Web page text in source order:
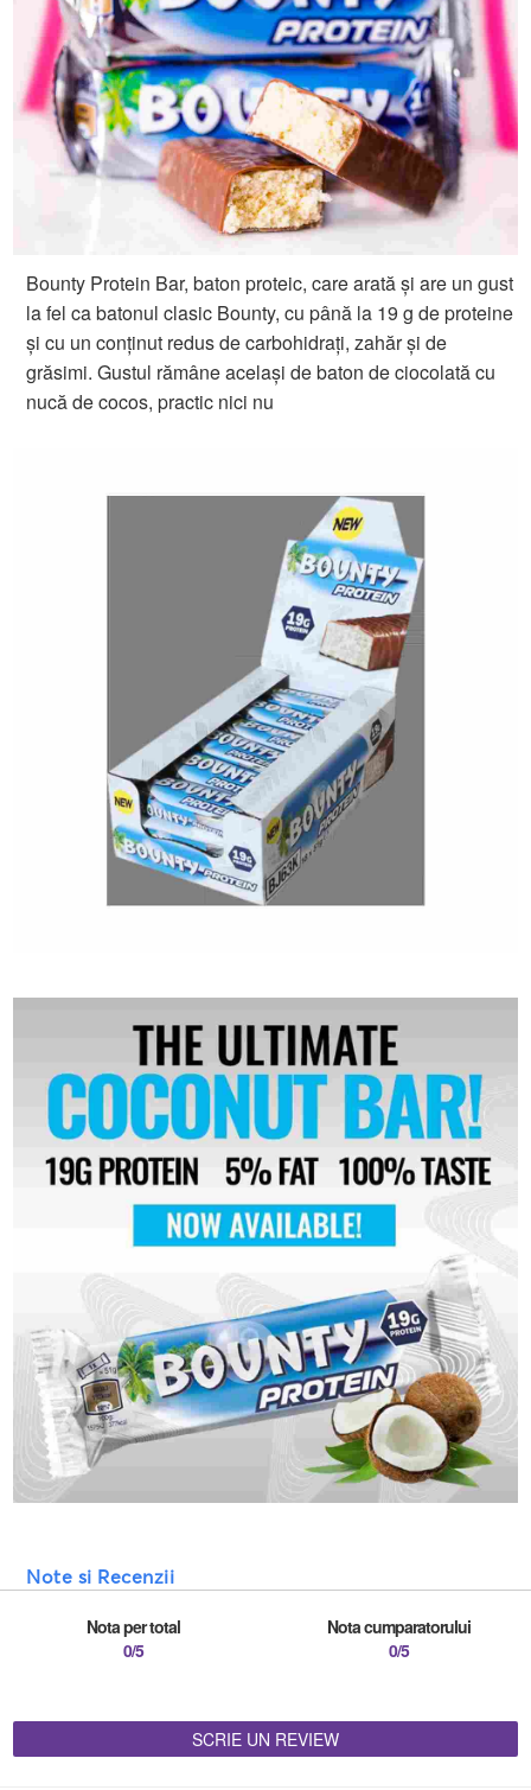
Bounty Protein Bar, baton proteic, care arată și are un gust
la fel ca batonul clasic Bounty, cu până la 19 g de proteine
și cu un conținut redus de carbohidrați, zahăr și de
grăsimi. Gustul rămâne același de baton de ciocolată cu
nucă de cocos, practic nici nu
Note si Recenzii
Nota per total
0/5
Nota cumparatorului
0/5
SCRIE UN REVIEW